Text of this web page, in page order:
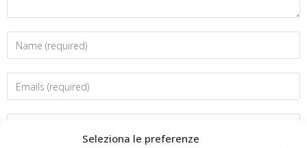
Seleziona le preferenze